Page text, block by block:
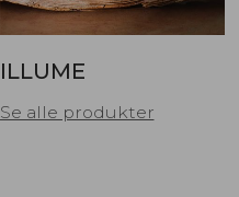
ILLUME
Se alle produkter